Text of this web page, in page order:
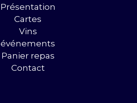
Présentation
Cartes
Vins
événements
Panier repas
Contact